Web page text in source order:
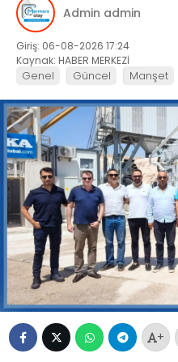
Admin admin
Giriş: 06-08-2026 17:24
Kaynak: HABER MERKEZİ
Genel Güncel Manşet
+